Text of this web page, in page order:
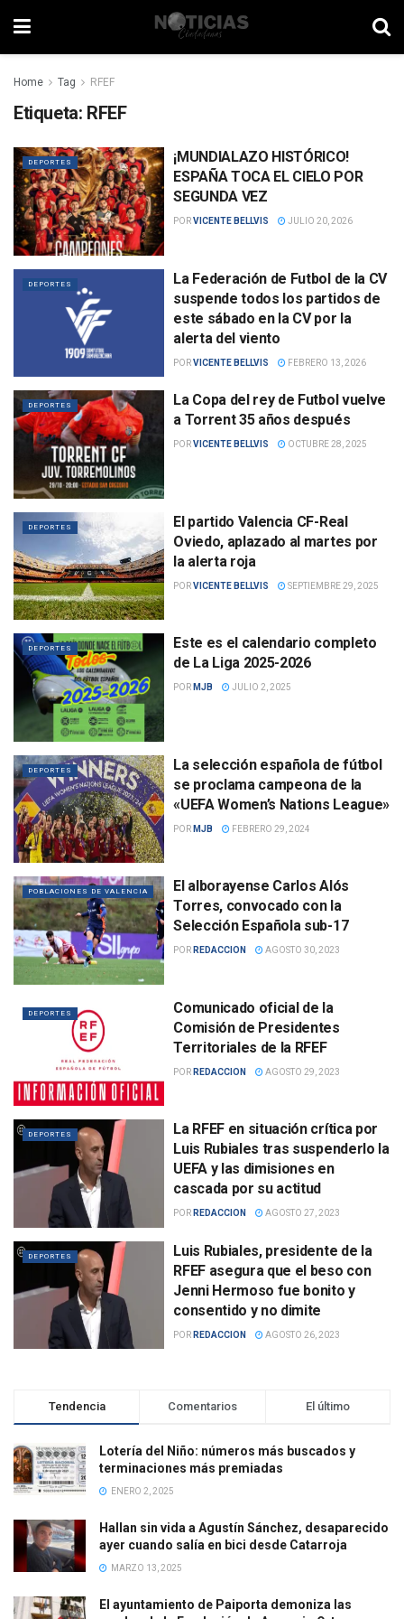
Home Tag RFEF
Etiqueta: RFEF
DEPORTES
¡MUNDIALAZO HISTÓRICO!
ESPAÑA TOCA EL CIELO POR
SEGUNDA VEZ
PORVICENTE BELLVIS JULIO 20, 2026
DEPORTES
La Federación de Futbol de la CV
suspende todos los partidos de
este sábado en la CV por la
alerta del viento
PORVICENTE BELLVIS FEBRERO 13, 2026
DEPORTES
La Copa del rey de Futbol vuelve
a Torrent 35 años después
PORVICENTE BELLVIS OCTUBRE 28, 2025
DEPORTES
El partido Valencia CF-Real
Oviedo, aplazado al martes por
la alerta roja
PORVICENTE BELLVIS SEPTIEMBRE 29, 2025
DEPORTES
Este es el calendario completo
de La Liga 2025-2026
POR MJB JULIO 2, 2025
DEPORTES
La selección española de fútbol
se proclama campeona de la
«UEFA Women’s Nations League»
POR MJB FEBRERO 29, 2024
POBLACIONES DE VALENCIA
El alborayense Carlos Alós
Torres, convocado con la
Selección Española sub-17
POR REDACCION AGOSTO 30, 2023
DEPORTES
Comunicado oficial de la
Comisión de Presidentes
Territoriales de la RFEF
POR REDACCION AGOSTO 29, 2023
DEPORTES
La RFEF en situación crítica por
Luis Rubiales tras suspenderlo la
UEFA y las dimisiones en
cascada por su actitud
POR REDACCION AGOSTO 27, 2023
DEPORTES
Luis Rubiales, presidente de la
RFEF asegura que el beso con
Jenni Hermoso fue bonito y
consentido y no dimite
POR REDACCION AGOSTO 26, 2023
Tendencia Comentarios El último
Lotería del Niño: números más buscados y
terminaciones más premiadas
ENERO 2, 2025
Hallan sin vida a Agustín Sánchez, desaparecido
ayer cuando salía en bici desde Catarroja
MARZO 13, 2025
El ayuntamiento de Paiporta demoniza las